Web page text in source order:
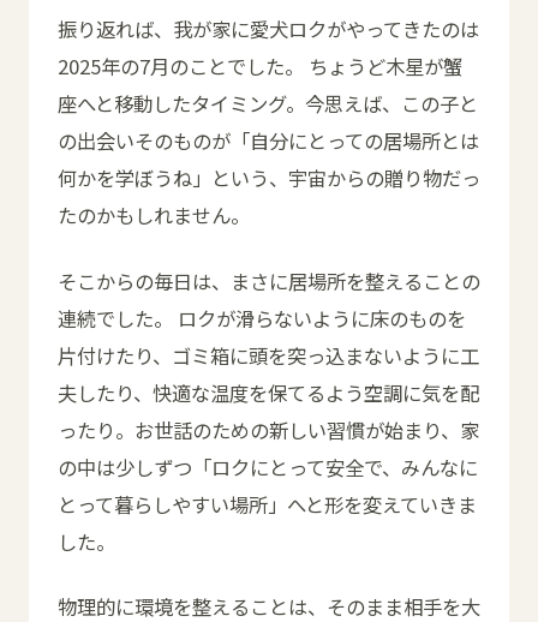
振り返れば、我が家に愛犬ロクがやってきたのは
2025年の7月のことでした。 ちょうど木星が蟹
座へと移動したタイミング。今思えば、この子と
の出会いそのものが「自分にとっての居場所とは
何かを学ぼうね」という、宇宙からの贈り物だっ
たのかもしれません。
そこからの毎日は、まさに居場所を整えることの
連続でした。 ロクが滑らないように床のものを
片付けたり、ゴミ箱に頭を突っ込まないように工
夫したり、快適な温度を保てるよう空調に気を配
ったり。お世話のための新しい習慣が始まり、家
の中は少しずつ「ロクにとって安全で、みんなに
とって暮らしやすい場所」へと形を変えていきま
した。
物理的に環境を整えることは、そのまま相手を大